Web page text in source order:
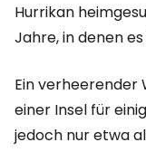
Hurrikan
Jahre, in denen
Ein verheerender
einer Insel für
jedoch nur etwa